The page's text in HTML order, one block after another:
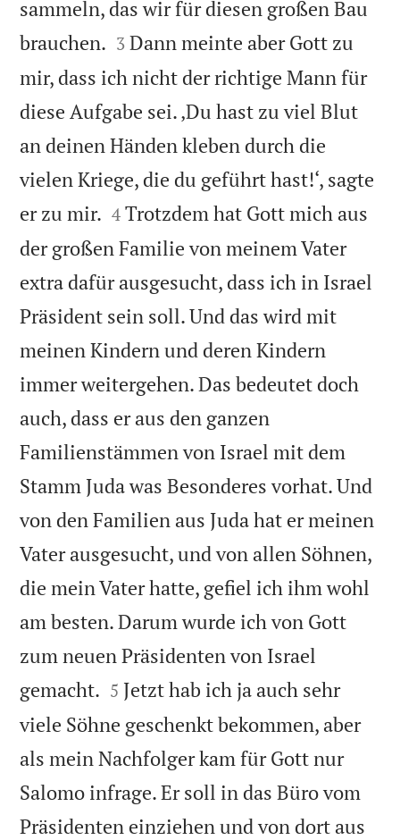
sammeln, das wir für diesen großen Bau
brauchen. 

3 Dann meinte aber Gott zu
mir, dass ich nicht der richtige Mann für
diese Aufgabe sei. ‚Du hast zu viel Blut
an deinen Händen kleben durch die
vielen Kriege, die du geführt hast!‘, sagte
er zu mir. 

4 Trotzdem hat Gott mich aus
der großen Familie von meinem Vater
extra dafür ausgesucht, dass ich in Israel
Präsident sein soll. Und das wird mit
meinen Kindern und deren Kindern
immer weitergehen. Das bedeutet doch
auch, dass er aus den ganzen
Familienstämmen von Israel mit dem
Stamm Juda was Besonderes vorhat. Und
von den Familien aus Juda hat er meinen
Vater ausgesucht, und von allen Söhnen,
die mein Vater hatte, gefiel ich ihm wohl
am besten. Darum wurde ich von Gott
zum neuen Präsidenten von Israel
gemacht. 

5 Jetzt hab ich ja auch sehr
viele Söhne geschenkt bekommen, aber
als mein Nachfolger kam für Gott nur
Salomo infrage. Er soll in das Büro vom
Präsidenten einziehen und von dort aus